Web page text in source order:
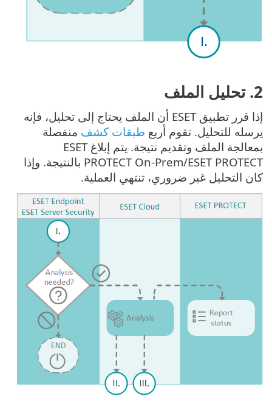
‎2. تحليل الملف
إذا قرر تطبيق ESET أن الملف يحتاج إلى تحليل، فإنه
يرسله للتحليل. تقوم أربع طبقات كشف منفصلة
بمعالجة الملف وتقديم نتيجة. يتم إبلاغ ESET
PROTECT On-Prem/ESET PROTECT بالنتيجة. وإذا
كان التحليل غير ضروري، تنتهي العملية.